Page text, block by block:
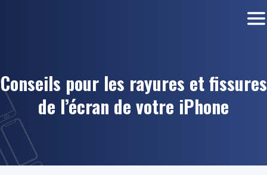
Conseils pour les rayures et fissures
de l’écran de votre iPhone